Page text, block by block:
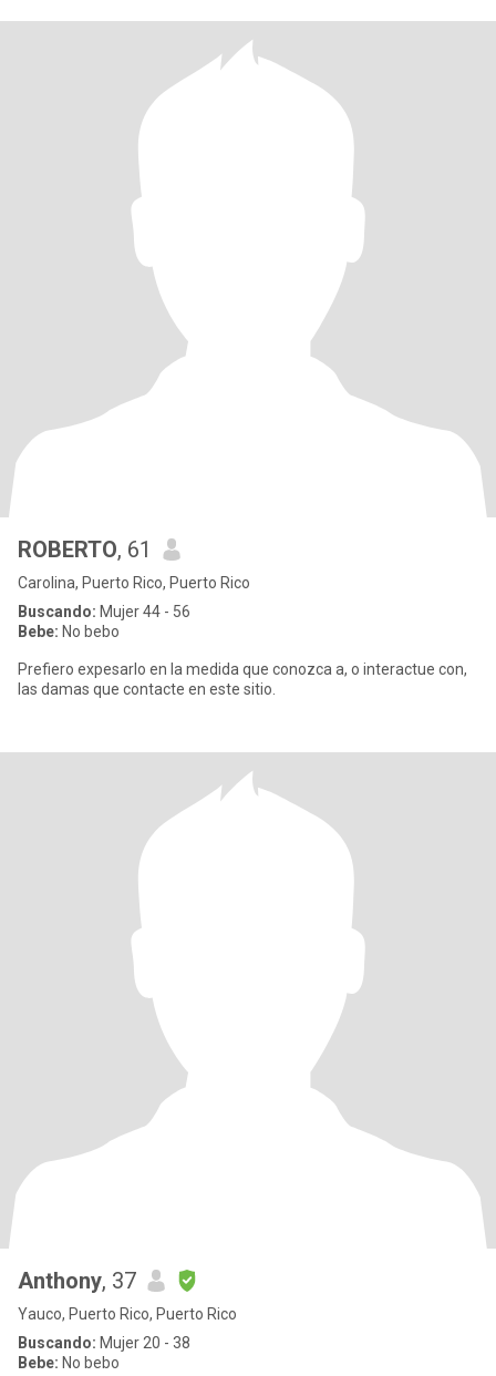
ROBERTO, 61
Carolina, Puerto Rico, Puerto Rico
Buscando: Mujer 44 - 56
Bebe: No bebo
Prefiero expesarlo en la medida que conozca a, o interactue con,
las damas que contacte en este sitio.
Anthony, 37
Yauco, Puerto Rico, Puerto Rico
Buscando: Mujer 20 - 38
Bebe: No bebo